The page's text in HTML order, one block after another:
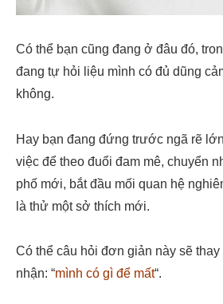
Có thể bạn cũng đang ở đâu đó,
đang tự hỏi liệu mình có đủ dũng
không.
Hay bạn đang đứng trước ngã rẽ
việc để theo đuổi đam mê, chuyển
phố mới, bắt đầu mối quan hệ
là thử một sở thích mới.
Có thể câu hỏi đơn giản này sẽ
nhận: “mình có gì để mất“.